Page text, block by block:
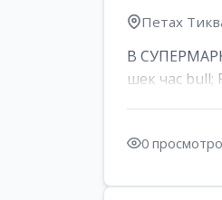
Петах
В
шек час bull;
0